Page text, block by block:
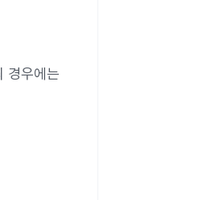
경우에는